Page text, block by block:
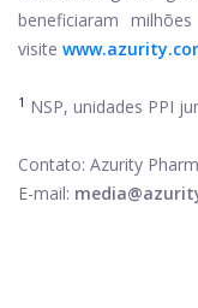
beneficiaram
visite
1 NSP, unidades PPI
Contato: Azurity
E-mail: